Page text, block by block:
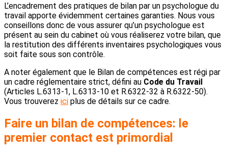
L’encadrement des pratiques de bilan par un psychologue du
travail apporte évidemment certaines garanties. Nous vous
conseillons donc de vous assurer qu’un psychologue est
présent au sein du cabinet où vous réaliserez votre bilan, que
la restitution des différents inventaires psychologiques vous
soit faite sous son contrôle.
A noter également que le Bilan de compétences est régi par
un cadre réglementaire strict, défini au Code du Travail
(Articles L.6313-1, L.6313-10 et R.6322-32 à R.6322-50).
Vous trouverez ici plus de détails sur ce cadre.
Faire un bilan de compétences: le
premier contact est primordial